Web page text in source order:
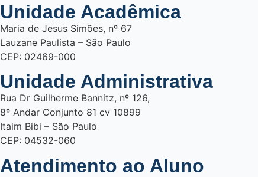
Unidade Acadêmica
Maria de Jesus Simões, nº 67
Lauzane Paulista – São Paulo
CEP: 02469-000
Unidade Administrativa
Rua Dr Guilherme Bannitz, nº 126,
8º Andar Conjunto 81 cv 10899
Itaim Bibi – São Paulo
CEP: 04532-060
Atendimento ao Aluno